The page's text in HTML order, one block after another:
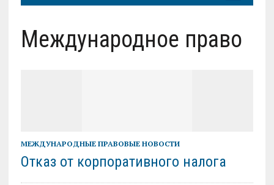
Международное право
МЕЖДУНАРОДНЫЕ ПРАВОВЫЕ НОВОСТИ
Отказ от корпоративного налога